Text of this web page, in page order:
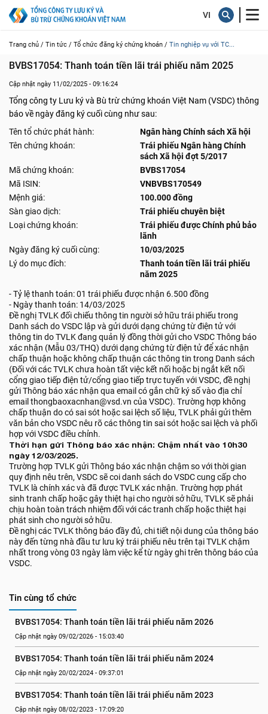
Trang chủ / Tin tức / Tổ chức đăng ký chứng khoán / Tin nghiệp vụ với TC...
BVBS17054: Thanh toán tiền lãi trái phiếu năm 2025
Cập nhật ngày 11/02/2025 - 09:16:24
Tổng công ty Lưu ký và Bù trừ chứng khoán Việt Nam (VSDC) thông
báo về ngày đăng ký cuối cùng như sau:
Tên tổ chức phát hành:
Ngân hàng Chính sách Xã hội
Tên chứng khoán:
Trái phiếu Ngân hàng Chính
sách Xã hội đợt 5/2017
Mã chứng khoán:
BVBS17054
Mã ISIN:
VNBVBS170549
Mệnh giá:
100.000 đồng
Sàn giao dịch:
Trái phiếu chuyên biệt
Loại chứng khoán:
Trái phiếu được Chính phủ bảo
lãnh
Ngày đăng ký cuối cùng:
10/03/2025
Lý do mục đích:
Thanh toán tiền lãi trái phiếu
năm 2025
- Tỷ lệ thanh toán: 01 trái phiếu được nhận 6.500 đồng
- Ngày thanh toán: 14/03/2025
Đề nghị TVLK đối chiếu thông tin người sở hữu trái phiếu trong
Danh sách do VSDC lập và gửi dưới dạng chứng từ điện tử với
thông tin do TVLK đang quản lý đồng thời gửi cho VSDC Thông báo
xác nhận (Mẫu 03/THQ) dưới dạng chứng từ điện tử để xác nhận
chấp thuận hoặc không chấp thuận các thông tin trong Danh sách
(Đối với các TVLK chưa hoàn tất việc kết nối hoặc bị ngắt kết nối
cổng giao tiếp điện tử/cổng giao tiếp trực tuyến với VSDC, đề nghị
gửi Thông báo xác nhận qua email có gắn chữ ký số vào địa chỉ
email thongbaoxacnhan@vsd.vn của VSDC). Trường hợp không
chấp thuận do có sai sót hoặc sai lệch số liệu, TVLK phải gửi thêm
văn bản cho VSDC nêu rõ các thông tin sai sót hoặc sai lệch và phối
hợp với VSDC điều chỉnh.
Thời hạn gửi Thông báo xác nhận: Chậm nhất vào 10h30
ngày 12/03/2025.
Trường hợp TVLK gửi Thông báo xác nhận chậm so với thời gian
quy định nêu trên, VSDC sẽ coi danh sách do VSDC cung cấp cho
TVLK là chính xác và đã được TVLK xác nhận. Trường hợp phát
sinh tranh chấp hoặc gây thiệt hại cho người sở hữu, TVLK sẽ phải
chịu hoàn toàn trách nhiệm đối với các tranh chấp hoặc thiệt hại
phát sinh cho người sở hữu.
Đề nghị các TVLK thông báo đầy đủ, chi tiết nội dung của thông báo
này đến từng nhà đầu tư lưu ký trái phiếu nêu trên tại TVLK chậm
nhất trong vòng 03 ngày làm việc kể từ ngày ghi trên thông báo của
VSDC.
Tin cùng tổ chức
BVBS17054: Thanh toán tiền lãi trái phiếu năm 2026
Cập nhật ngày 09/02/2026 - 15:03:40
BVBS17054: Thanh toán tiền lãi trái phiếu năm 2024
Cập nhật ngày 20/02/2024 - 09:37:01
BVBS17054: Thanh toán tiền lãi trái phiếu năm 2023
Cập nhật ngày 08/02/2023 - 17:09:20